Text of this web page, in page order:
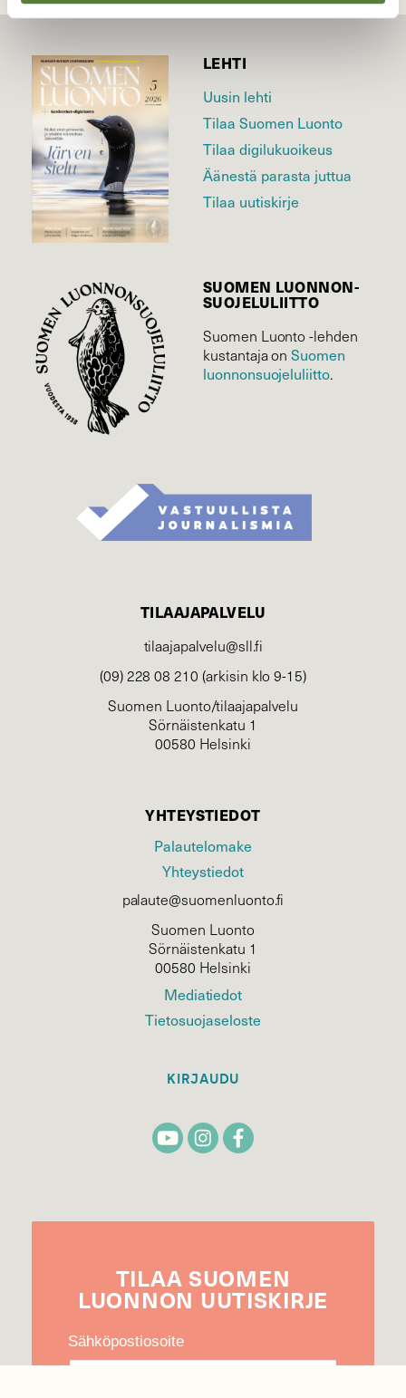
LEHTI
Uusin lehti
Tilaa Suomen Luonto
Tilaa digilukuoikeus
Äänestä parasta juttua
Tilaa uutiskirje
SUOMEN LUONNON­
SUOJELU­LIITTO
Suomen Luonto -lehden
kustantaja onSuomen
luonnonsuojelu­liitto.
TILAAJAPALVELU
tilaajapalvelu@sll.fi
(09) 228 08 210 (arkisin klo 9-15)
Suomen Luonto/tilaajapalvelu
Sörnäistenkatu 1
00580 Helsinki
YHTEYSTIEDOT
Palautelomake
Yhteystiedot
palaute@suomenluonto.fi
Suomen Luonto
Sörnäistenkatu 1
00580 Helsinki
Mediatiedot
Tietosuojaseloste
KIRJAUDU
TILAA SUOMEN
LUONNON UUTIS­KIRJE
Sähköpostiosoite